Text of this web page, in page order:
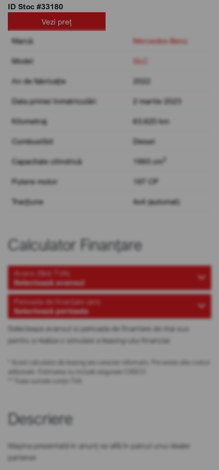
ID Stoc #33180
Vezi preț
Marcă
Mercedes-Benz
Model GLC
An de fabricație 2022
Data primei înmatriculări 2 martie 2023
Kilometraj 63.620 km
Combustibil Diesel
Capacitate cilindrică 1993 cm
Putere motor 197 CP
Tracțiune 4x4 (automat)
Calculator Finanțare
Avans (fără TVA)
Selectează avansul
Perioada de finanțare (ani)
Selectează perioada
Selecteaza avansul si perioada de finantare de mai sus
pentru a realiza o simulare a leasing-ului financiar.
* Acest calculator de leasing are caracter informativ. Pot exista alte costuri
adiționale. Estimarea nu include asigurare CASCO.
** Toate sumele conțin TVA.
Descriere
Mașina prezentată în anunț se află în parcul unui dealer
partener.